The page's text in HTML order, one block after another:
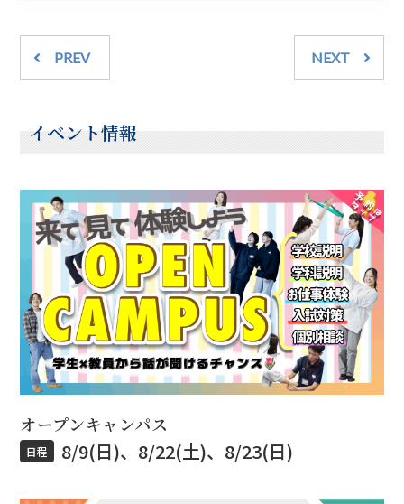
PREV NEXT
イベント情報
オープンキャンパス
日程 8/9(日)、8/22(土)、8/23(日)